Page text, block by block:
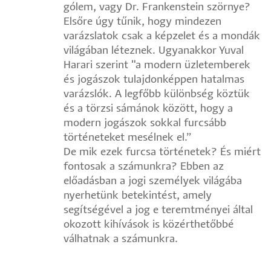
gólem, vagy Dr. Frankenstein szörnye?
Elsőre úgy tűnik, hogy mindezen
varázslatok csak a képzelet és a mondák
világában léteznek. Ugyanakkor Yuval
Harari szerint "a modern üzletemberek
és jogászok tulajdonképpen hatalmas
varázslók. A legfőbb különbség köztük
és a törzsi sámánok között, hogy a
modern jogászok sokkal furcsább
történeteket mesélnek el.”
De mik ezek furcsa történetek? És miért
fontosak a számunkra? Ebben az
előadásban a jogi személyek világába
nyerhetünk betekintést, amely
segítségével a jog e teremtményei által
okozott kihívások is közérthetőbbé
válhatnak a számunkra.